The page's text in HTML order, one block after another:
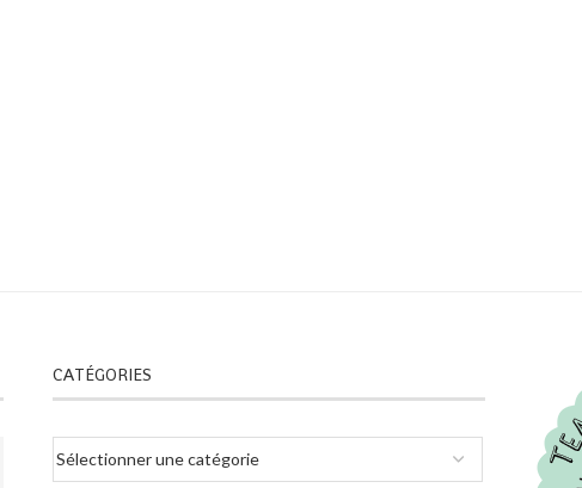
CATÉGORIES